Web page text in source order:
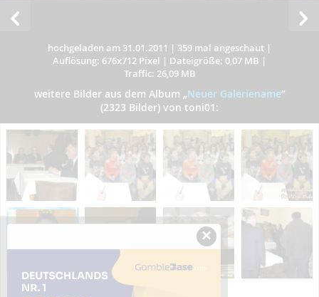
hochgeladen am 31.01.2011 | 359 mal angeschaut |
Auflösung: 676x712 Pixel | Dateigröße: 0,07 MB |
Traffic: 26,09 MB
weitere Bilder aus dem Album „Neuer Galeriename”
(2323 Bilder) von toni01:
×